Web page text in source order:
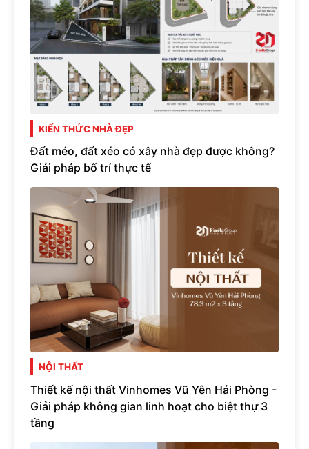
KIẾN THỨC NHÀ ĐẸP
Đất méo, đất xéo có xây nhà đẹp được không?
Giải pháp bố trí thực tế
NỘI THẤT
Thiết kế nội thất Vinhomes Vũ Yên Hải Phòng -
Giải pháp không gian linh hoạt cho biệt thự 3
tầng